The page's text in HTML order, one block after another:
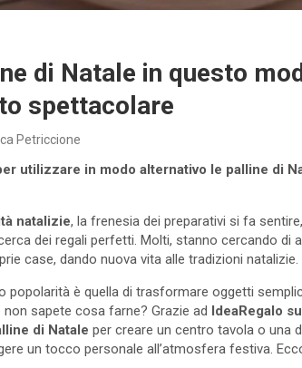
di Natale in questo
spettacolare
Petriccione
utilizzare in modo alternativo le palline di
natalizie, la frenesia dei preparativi si fa
dei regali perfetti. Molti, stanno cercando di
case, dando nuova vita alle tradizioni natalizie.
popolarità è quella di trasformare oggetti
non sapete cosa farne? Grazie ad IdeaRegalo
di Natale per creare un centro tavola o una
un tocco personale all’atmosfera festiva.